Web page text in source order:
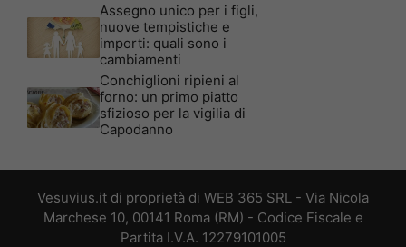
Assegno unico per i figli,
nuove tempistiche e
importi: quali sono i
cambiamenti
Conchiglioni ripieni al
forno: un primo piatto
sfizioso per la vigilia di
Capodanno
Vesuvius.it di proprietà di WEB 365 SRL - Via Nicola
Marchese 10, 00141 Roma (RM) - Codice Fiscale e
Partita I.V.A. 12279101005